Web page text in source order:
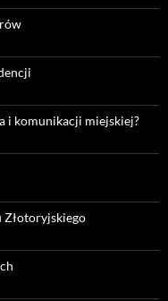
i komunikacji miejskiej?
Złotoryjskiego